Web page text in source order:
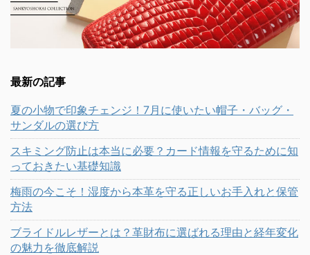
最新の記事
夏の小物で印象チェンジ！7月に使いたい帽子・バッグ・
サンダルの選び方
スキミング防止は本当に必要？カード情報を守るために知
っておきたい基礎知識
梅雨の今こそ！湿度から本革を守る正しいお手入れと保管
方法
ブライドルレザーとは？革財布に選ばれる理由と経年変化
の魅力を徹底解説